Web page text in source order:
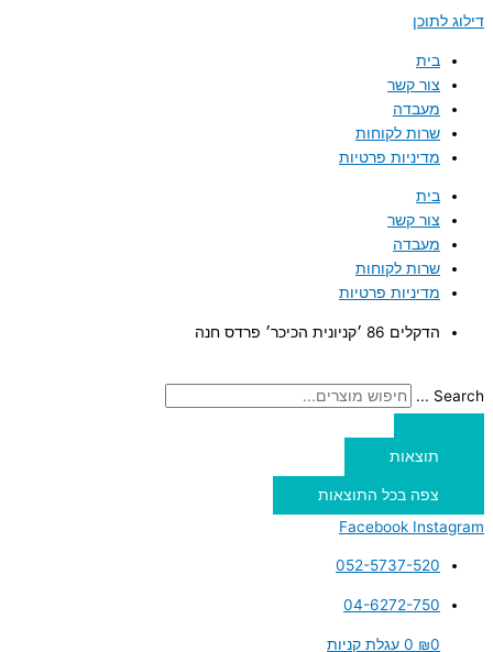
דילוג לתוכן
בית
צור קשר
מעבדה
שרות לקוחות
מדיניות פרטיות
בית
צור קשר
מעבדה
שרות לקוחות
מדיניות פרטיות
הדקלים 86 ׳קניונית הכיכר׳ פרדס חנה
Search ...
תוצאות
צפה בכל התוצאות
Facebook Instagram
052-5737-520
04-6272-750
₪0
0 עגלת קניות